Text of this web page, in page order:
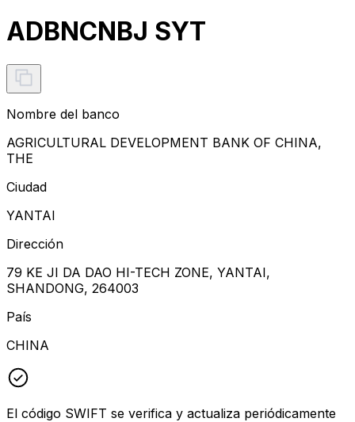
ADBNCNBJ SYT
Nombre del banco
AGRICULTURAL DEVELOPMENT BANK OF CHINA,
THE
Ciudad
YANTAI
Dirección
79 KE JI DA DAO HI-TECH ZONE, YANTAI,
SHANDONG, 264003
País
CHINA
El código SWIFT se verifica y actualiza periódicamente